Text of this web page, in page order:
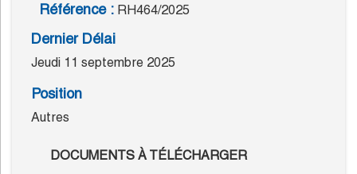
Référence : RH464/2025
Dernier Délai
Jeudi 11 septembre 2025
Position
Autres
DOCUMENTS À TÉLÉCHARGER